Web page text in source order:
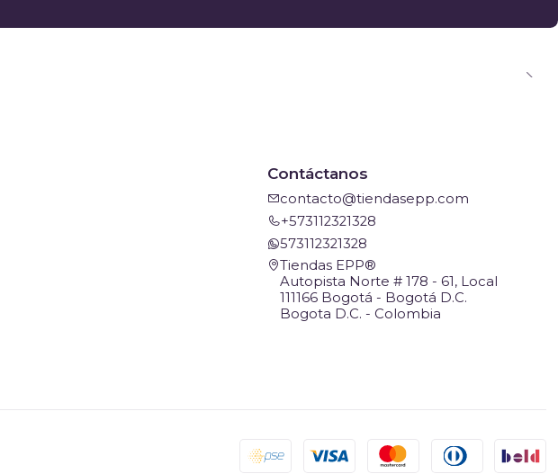
Contáctanos
contacto@tiendasepp.com
+573112321328
573112321328
Tiendas EPP®
Autopista Norte # 178 - 61, Local
111166 Bogotá - Bogotá D.C.
Bogota D.C. - Colombia